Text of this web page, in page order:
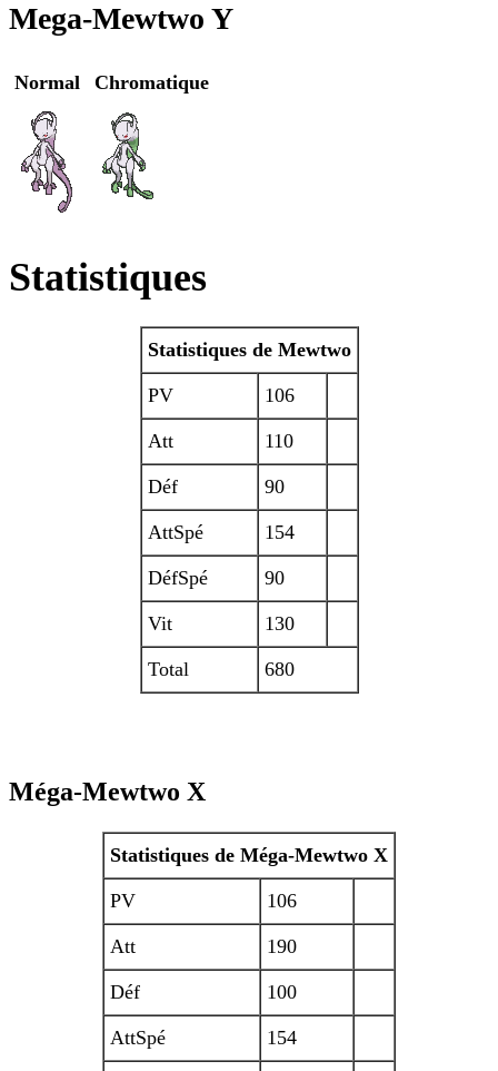
Mega-Mewtwo Y
Normal Chromatique
Statistiques
Statistiques de Mewtwo
PV 106
Att 110
Déf 90
AttSpé 154
DéfSpé 90
Vit 130
Total 680
Méga-Mewtwo X
Statistiques de Méga-Mewtwo X
PV 106
Att 190
Déf 100
AttSpé 154